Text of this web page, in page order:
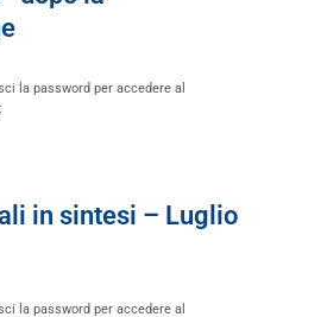
la password per accedere al
in sintesi – Luglio
la password per accedere al